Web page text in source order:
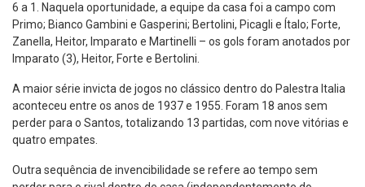
6 a 1. Naquela oportunidade, a equipe da casa foi a campo com
Primo; Bianco Gambini e Gasperini; Bertolini, Picagli e Ítalo; Forte,
Zanella, Heitor, Imparato e Martinelli – os gols foram anotados por
Imparato (3), Heitor, Forte e Bertolini.
A maior série invicta de jogos no clássico dentro do Palestra Italia
aconteceu entre os anos de 1937 e 1955. Foram 18 anos sem
perder para o Santos, totalizando 13 partidas, com nove vitórias e
quatro empates.
Outra sequência de invencibilidade se refere ao tempo sem